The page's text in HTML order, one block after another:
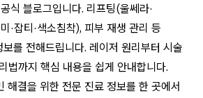
식 블로그입니다. 리프팅(울쎄라·
·잡티·색소침착), 피부 재생 관리 등
를 전해드립니다. 레이저 원리부터 시술
법까지 핵심 내용을 쉽게 안내합니다.
해결을 위한 전문 진료 정보를 한 곳에서